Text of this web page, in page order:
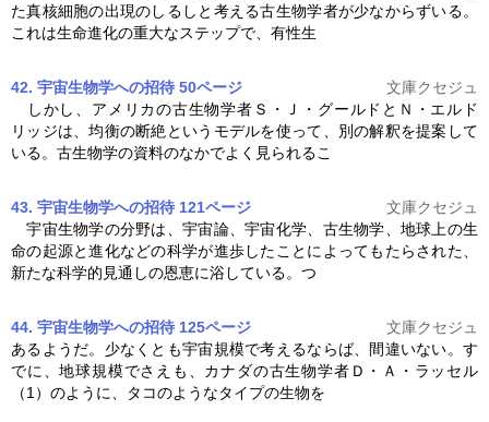
た真核細胞の出現のしるしと考える古生物学者が少なからずいる。
これは生命進化の重大なステップで、有性生
42. 宇宙生物学への招待 50ページ
文庫クセジュ
しかし、アメリカの古生物学者Ｓ・Ｊ・グールドとＮ・エルド
リッジは、均衡の断絶というモデルを使って、別の解釈を提案して
いる。 古生物学の資料のなかでよく見られるこ
43. 宇宙生物学への招待 121ページ
文庫クセジュ
宇宙生物学の分野は、宇宙論、宇宙化学、 古生物学 、地球上の生
命の起源と進化などの科学が進歩したことによってもたらされた、
新たな科学的見通しの恩恵に浴している。つ
44. 宇宙生物学への招待 125ページ
文庫クセジュ
あるようだ。少なくとも宇宙規模で考えるならば、間違いない。す
でに、地球規模でさえも、カナダの古生物学者Ｄ・Ａ・ラッセル
（1）のように、タコのようなタイプの生物を